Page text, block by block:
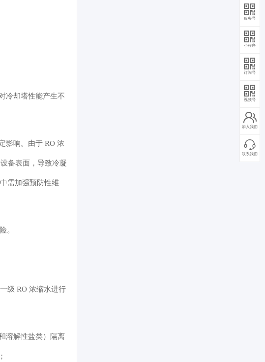
冷却塔性能产生不
影响。由于 RO 浓
备表面，导致冷凝
需加强预防性维
。
级 RO 浓缩水进行
溶解性盐类）隔离
服务号
小程序
订阅号
视频号
加入我们
联系我们